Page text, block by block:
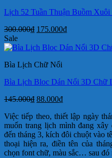
Lịch 52 Tuần Thuận Buồm Xuôi
300.000₫ Giá
là:
175.000₫Giá
tại
Sale
Bìa Lịch Chữ Nổi
Bìa Lịch Bloc Dán Nổi 3D Chữ
145.000₫ Giá
là:
145.000₫.
88.000₫Giá
tại
là:
88.000₫.
Việc tiếp theo, thiết lập ngày
muốn trang lịch mình đang
đến tháng 3, kích đôi chuột vào
thoại hiện ra, điền tên của
chọn font chữ, màu sắc… sau